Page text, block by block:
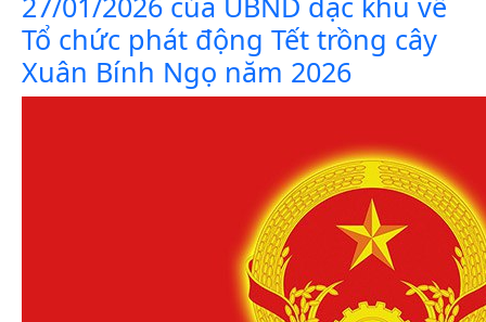
Tổ chức phát động Tết trồng cây
Xuân Bính Ngọ năm 2026